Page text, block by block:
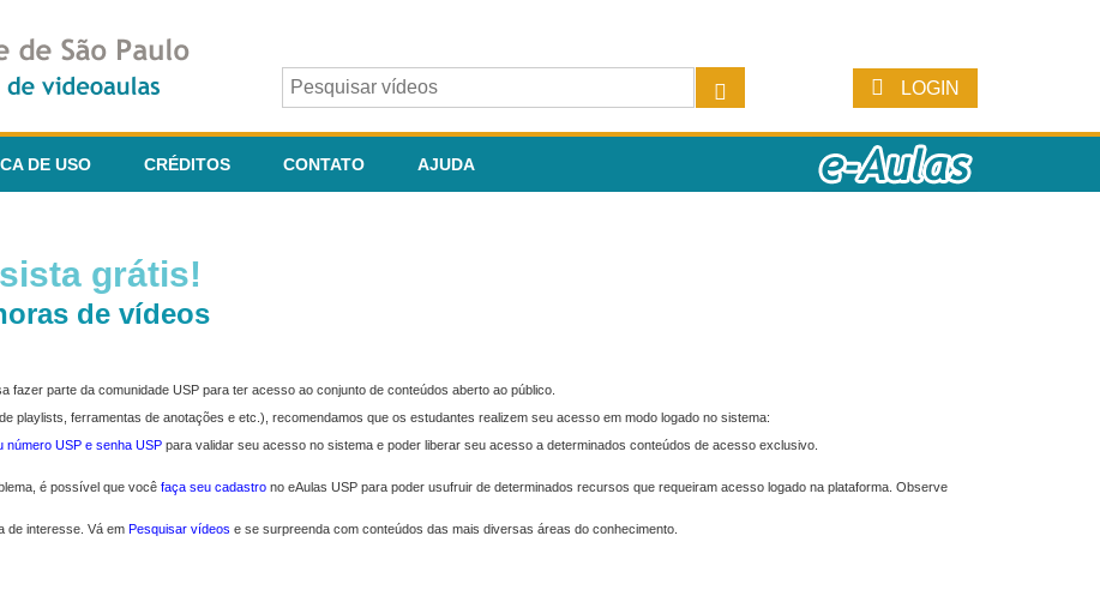
LOGIN
DE USO CRÉDITOS CONTATO AJUDA
grátis!
de vídeos
fazer parte da comunidade USP para ter acesso ao conjunto de conteúdos aberto ao público.
playlists, ferramentas de anotações e etc.), recomendamos que os estudantes realizem seu acesso em modo logado no sistema:
número USP e senha USP para validar seu acesso no sistema e poder liberar seu acesso a determinados conteúdos de acesso exclusivo.
é possível que você faça seu cadastro no eAulas USP para poder usufruir de determinados recursos que requeiram acesso logado na plataforma. Observe
de interesse. Vá em Pesquisar vídeos e se surpreenda com conteúdos das mais diversas áreas do conhecimento.